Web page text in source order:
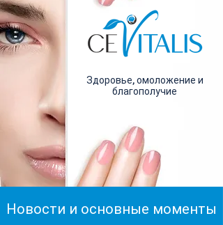
Здоровье, омоложение и
благополучие
Новости и основные моменты